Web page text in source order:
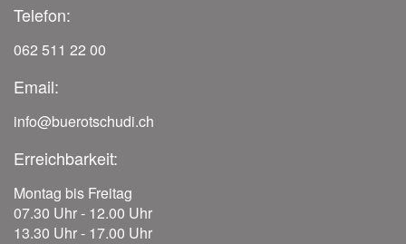
Telefon:
062 511 22 00
Email:
info@buerotschudi.ch
Erreichbarkeit:
Montag bis Freitag
07.30 Uhr - 12.00 Uhr
13.30 Uhr - 17.00 Uhr